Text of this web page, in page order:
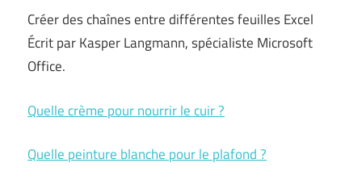
Créer des chaînes entre différentes feuilles Excel
Écrit par Kasper Langmann, spécialiste Microsoft
Office.
Quelle crème pour nourrir le cuir ?
Quelle peinture blanche pour le plafond ?